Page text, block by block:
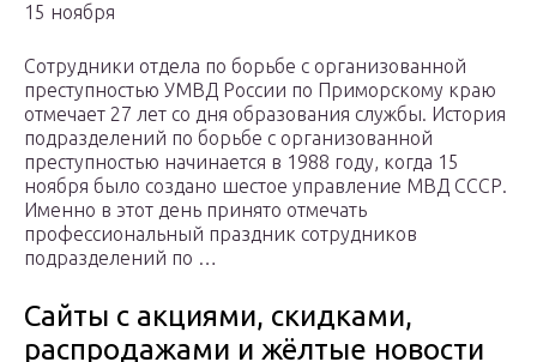
15 ноября
Сотрудники отдела по борьбе с организованной
преступностью УМВД России по Приморскому краю
отмечает 27 лет со дня образования службы. История
подразделений по борьбе с организованной
преступностью начинается в 1988 году, когда 15
ноября было создано шестое управление МВД СССР.
Именно в этот день принято отмечать
профессиональный праздник сотрудников
подразделений по …
Сайты с акциями, скидками,
распродажами и жёлтые новости